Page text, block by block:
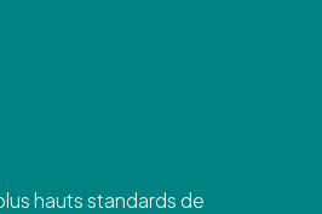
hauts standards de